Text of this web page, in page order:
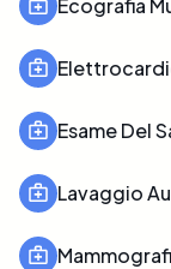
Esame Del
Lavaggio